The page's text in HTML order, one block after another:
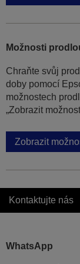
Možnosti
Chraňte svůj
doby pomocí
možnostech
„Zobrazit
Zobrazit
Kontaktujte nás
WhatsApp